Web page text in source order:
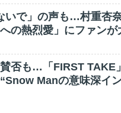
いで」の声も…村重杏
への熱烈愛」にファンが
否も…「FIRST TAKE
Manの意味深イ